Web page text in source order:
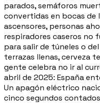
parados, semáforos
convertidas en bocas de
ascensores, personas
respiradores caseros no
para salir de túneles o
terrazas llenas, cerveza
gente celebra no ir al
abril de 2025: España
Un apagón eléctrico
cinco segundos